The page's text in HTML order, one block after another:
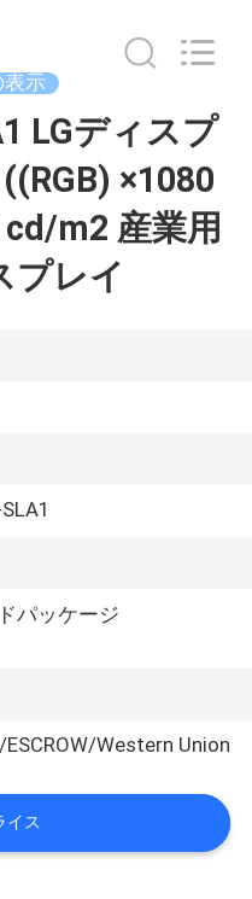
表示
LGディスプ
×1080
m2 産業用
プレイ
パッケージ
Western Union
イス